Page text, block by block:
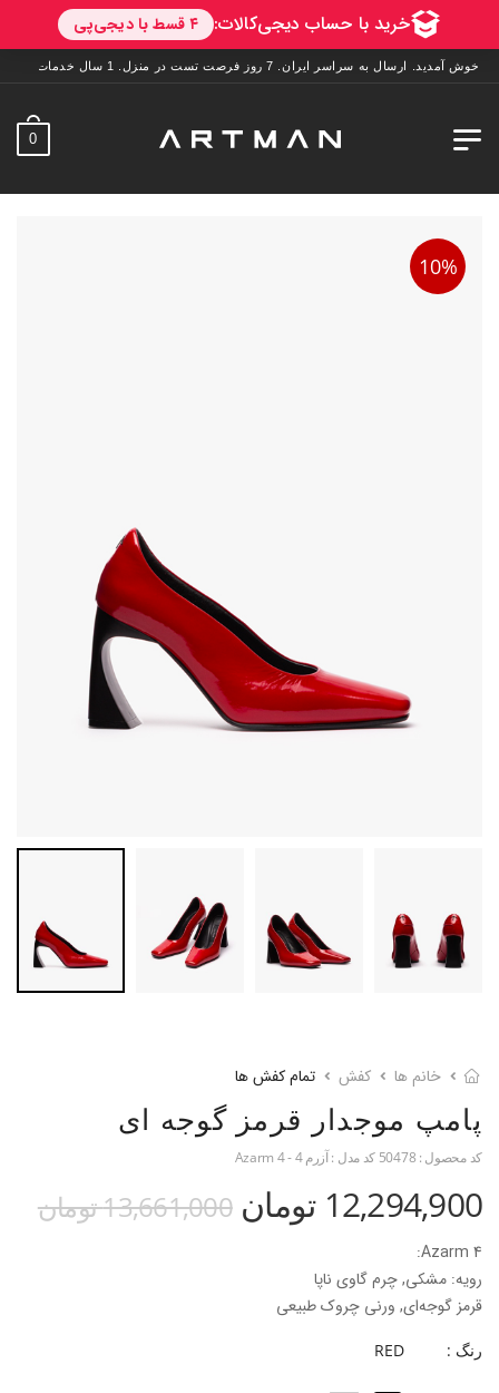
به سراسر ایران. 7 روز فرصت تست در منزل. 1 سال خدمات پس از فروش.
0
10%
خانم ها کفش تمام کفش ها
پامپ موجدار قرمز گوجه ای
کد محصول : 50478 کد مدل :آزرم 4 - Azarm 4
12,294,900 تومان 13,661,000 تومان
Azarm 4:
رویه: مشکی, چرم گاوی ناپا
قرمز گوجه‌ای, ورنی چروک طبیعی
جنس کفی: فوم ۲ میل با آستر روکش چرم بزی
رنگ : RED